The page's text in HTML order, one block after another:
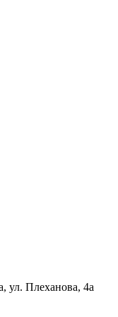
ул. Плеханова, 4а